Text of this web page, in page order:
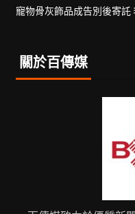
寵物骨灰飾品成告別後寄託
關於百傳媒